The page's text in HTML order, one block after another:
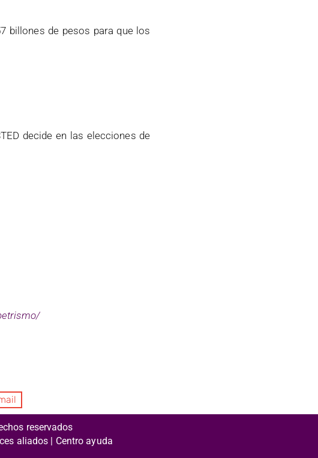
billones de pesos para que los
decide en las elecciones de
reservados
aliados | Centro ayuda